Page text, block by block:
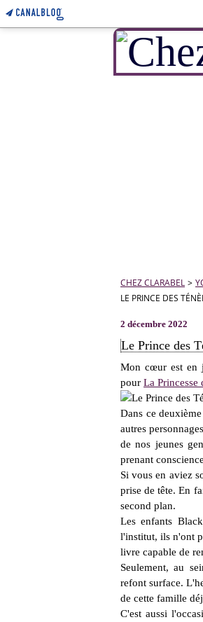
CHEZ CLARABEL >
LE PRINCE DES
2 décembre 2022
Le Prince des
Mon cœur est en
pour La Princesse
Dans ce
autres
de nos jeunes
prenant
Si vous en aviez
prise de tête. En
second plan.
Les enfants
l'institut, ils n'ont
livre capable de
Seulement, au
refont surface.
de cette famille
C'est aussi